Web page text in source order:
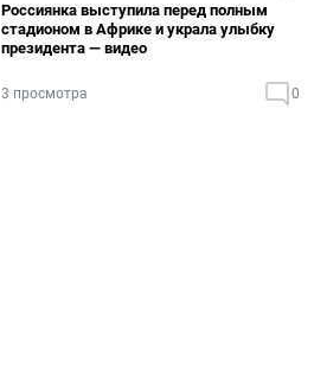
Россиянка выступила перед полным
стадионом в Африке и украла улыбку
президента — видео
3 просмотра 0